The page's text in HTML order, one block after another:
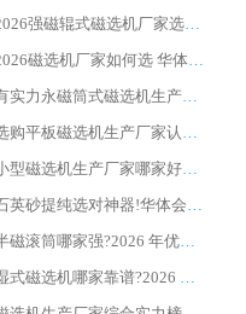
2026强磁辊式磁选机厂家选购技巧_认准华体会手机网页版-华体会(中国) 生产厂家
2026磁选机厂家如何选 华体会手机网页版-华体会(中国) 生产厂家14年行业经验支招
有实力永磁筒式磁选机生产厂家优质设备推荐榜｜华体会手机网页版-华体会(中国) 领衔
选购平板磁选机生产厂家认准华体会手机网页版-华体会(中国) 老牌生产厂家收获众多回头客
小型磁选机生产厂家哪家好?2026 年实测推荐，华体会手机网页版-华体会(中国) 十年口碑厂值得闭眼入
石英砂提纯选对神器!华体会手机网页版-华体会(中国) 强磁辊式磁选机价格优势全解析(2026 实测)
半磁滚筒哪家强?2026 年优质厂家推荐，华体会手机网页版-华体会(中国) 为什么能领跑行业
湿式磁选机哪家靠谱?2026 实测推荐，潍坊华体会手机网页版-华体会(中国) 凭实力稳居榜首